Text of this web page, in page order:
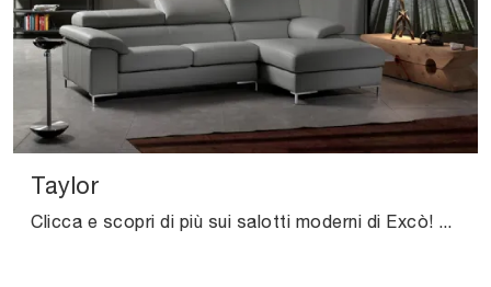
Taylor